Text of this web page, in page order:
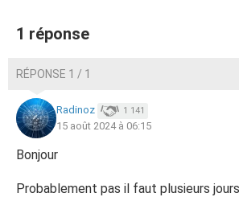
1 réponse
RÉPONSE 1 / 1
Radinoz 1 141
15 août 2024 à 06:15
Bonjour
Probablement pas il faut plusieurs